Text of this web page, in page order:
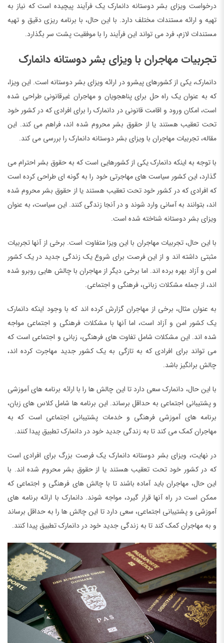
درخواست ویزای بشر دوستانه دانمارک یک فرآیند پیچیده است که نیاز به
تهیه و ارائه مستندات مختلف دارد. با این حال، با برنامه ریزی دقیق و تهیه
مستندات لازم، فرد می تواند این فرآیند را با موفقیت پشت سر بگذارد.
تجربیات مهاجران با ویزای بشر دوستانه دانمارک
دانمارک، یکی از کشورهای پیشرو در ارائه ویزای بشر دوستانه است. این ویزا،
که به عنوان یک راه حل برای پناهجویان و مهاجران غیرقانونی طراحی شده
است، امکان ورود و اقامت قانونی در دانمارک را برای افرادی که در کشور خود
تحت تعقیب هستند یا از حقوق بشر محروم شده اند، فراهم می کند. این
مقاله، تجربیات مهاجران با ویزای بشر دوستانه دانمارک را بررسی می کند.
با توجه به اینکه دانمارک یکی از کشورهایی است که به حقوق بشر احترام می
گذارد، این کشور سیاست های مهاجرتی خود را به گونه ای طراحی کرده است
که افرادی که در کشور خود تحت تعقیب هستند یا از حقوق بشر محروم شده
اند، بتوانند به آسانی وارد شوند و در آنجا زندگی کنند. این سیاست، به عنوان
ویزای بشر دوستانه شناخته شده است.
با این حال، تجربیات مهاجران با این ویزا متفاوت است. برخی از آنها تجربیات
مثبتی داشته اند و از این فرصت برای شروع یک زندگی جدید در یک کشور
امن و آزاد بهره برده اند. اما برخی دیگر از مهاجران با چالش هایی روبرو شده
اند، از جمله مشکلات زبانی، فرهنگی و اجتماعی.
به عنوان مثال، برخی از مهاجران گزارش کرده اند که با وجود اینکه دانمارک
یک کشور امن و آزاد است، اما آنها با مشکلات فرهنگی و اجتماعی مواجه
شده اند. این مشکلات شامل تفاوت های فرهنگی، زبانی و اجتماعی است که
می تواند برای افرادی که به تازگی به یک کشور جدید مهاجرت کرده اند،
چالش برانگیز باشد.
با این حال، دانمارک سعی دارد تا این چالش ها را با ارائه برنامه های آموزشی
و پشتیبانی اجتماعی به حداقل برساند. این برنامه ها شامل کلاس های زبان،
برنامه های آموزشی فرهنگی و خدمات پشتیبانی اجتماعی است که به
مهاجران کمک می کند تا به زندگی جدید خود در دانمارک تطبیق پیدا کنند.
در نهایت، ویزای بشر دوستانه دانمارک یک فرصت بزرگ برای افرادی است
که در کشور خود تحت تعقیب هستند یا از حقوق بشر محروم شده اند. با
این حال، مهاجران باید آماده باشند تا با چالش های فرهنگی و اجتماعی که
ممکن است در راه آنها قرار گیرد، مواجه شوند. دانمارک با ارائه برنامه های
آموزشی و پشتیبانی اجتماعی، سعی دارد تا این چالش ها را به حداقل برساند
و به مهاجران کمک کند تا به زندگی جدید خود در دانمارک تطبیق پیدا کنند.